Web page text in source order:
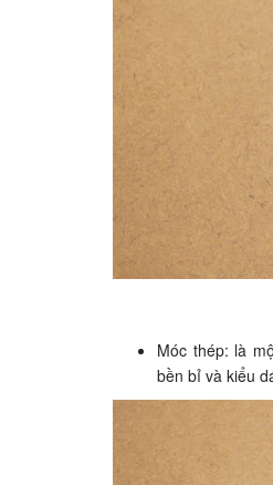
Móc thép: là
bền bỉ và kiểu